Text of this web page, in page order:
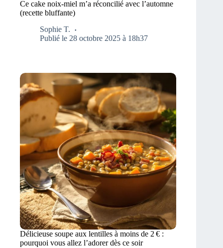
Ce cake noix-miel m’a réconcilié avec l’automne
(recette bluffante)
Sophie T.
Publié le 28 octobre 2025 à 18h37
Délicieuse soupe aux lentilles à moins de 2 € :
pourquoi vous allez l’adorer dès ce soir